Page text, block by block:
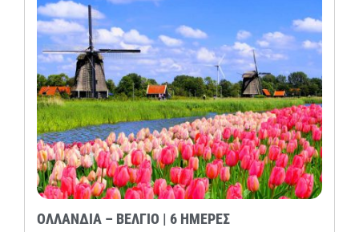
ΟΛΛΑΝΔΙΑ – ΒΕΛΓΙΟ | 6 ΗΜΕΡΕΣ